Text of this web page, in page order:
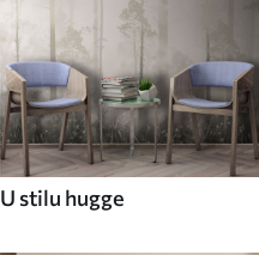
U stilu hugge